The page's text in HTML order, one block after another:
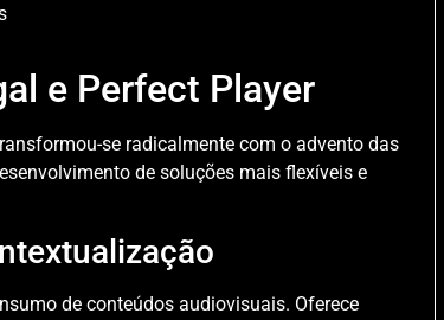
e Perfect Player
se radicalmente com o advento das
de soluções mais flexíveis e
de conteúdos audiovisuais. Oferece